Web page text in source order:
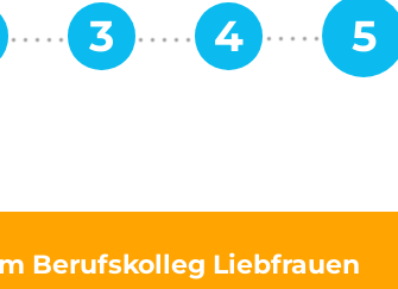
Berufskolleg Liebfrauen